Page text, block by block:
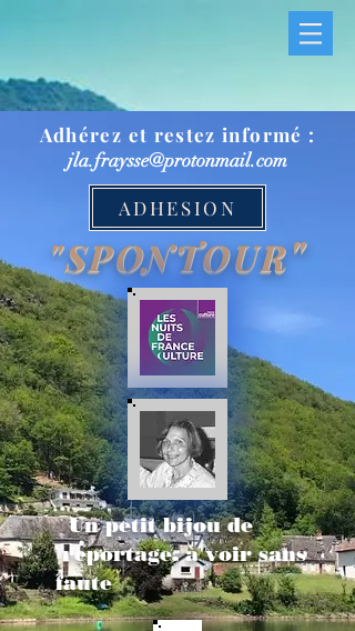
Adhérez et restez informé :
jla.fraysse@protonmail.com
ADHESION
"SPONTOUR"
Un petit bijou de
reportage, à voir sans
faute